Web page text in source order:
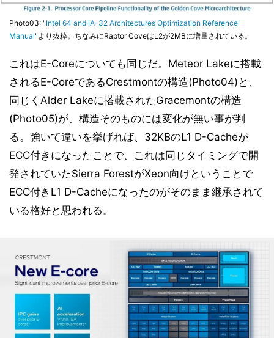
Photo03: "Intel 64 and IA-32 Architectures Optimization Reference
Manual"より抜粋。ちなみにRaptor CoveはL2が2MBに増量されている。
これはE-Coreについても同じだ。Meteor Lakeに搭載
されるE-CoreであるCrestmontの構造(Photo04)と、
同じくAlder Lakeに搭載されたGracemontの構造
(Photo05)が、構造そのものには変化が無い事が判
る。強いて違いを挙げれば、32KBのL1 D-Cacheが
ECC付きになったことで、これは同じタイミングで開
発されていたSierra ForestがXeon向けということで
ECC付きL1 D-Cacheになったのがそのまま継承されて
いる格好と思われる。